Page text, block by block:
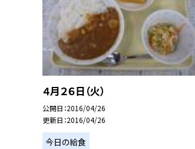
４月２６日（火）
公開日 2016/04/26
更新日 2016/04/26
今日の給食